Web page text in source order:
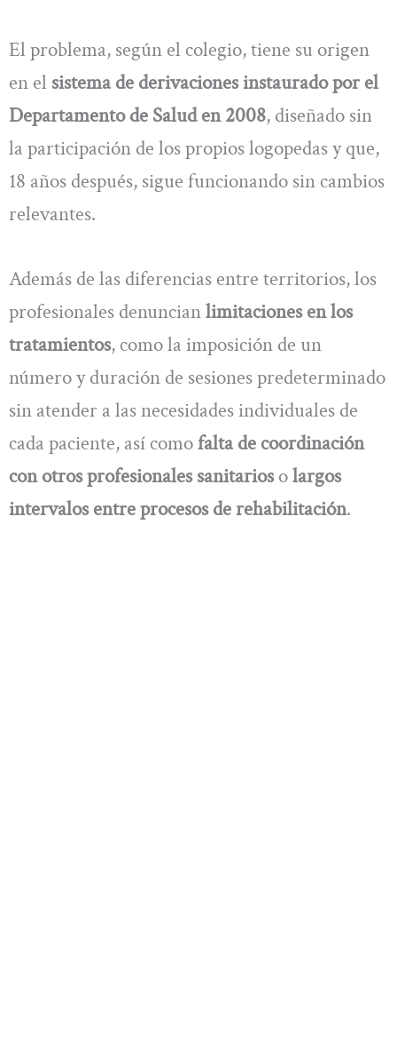
El problema, según el colegio, tiene su origen
en el sistema de derivaciones instaurado por el
Departamento de Salud en 2008, diseñado sin
la participación de los propios logopedas y que,
18 años después, sigue funcionando sin cambios
relevantes.
Además de las diferencias entre territorios, los
profesionales denuncianlimitaciones en los
tratamientos, como la imposición de un
número y duración de sesiones predeterminado
sin atender a las necesidades individuales de
cada paciente, así comofalta de coordinación
con otros profesionales sanitariosolargos
intervalos entre procesos de rehabilitación.